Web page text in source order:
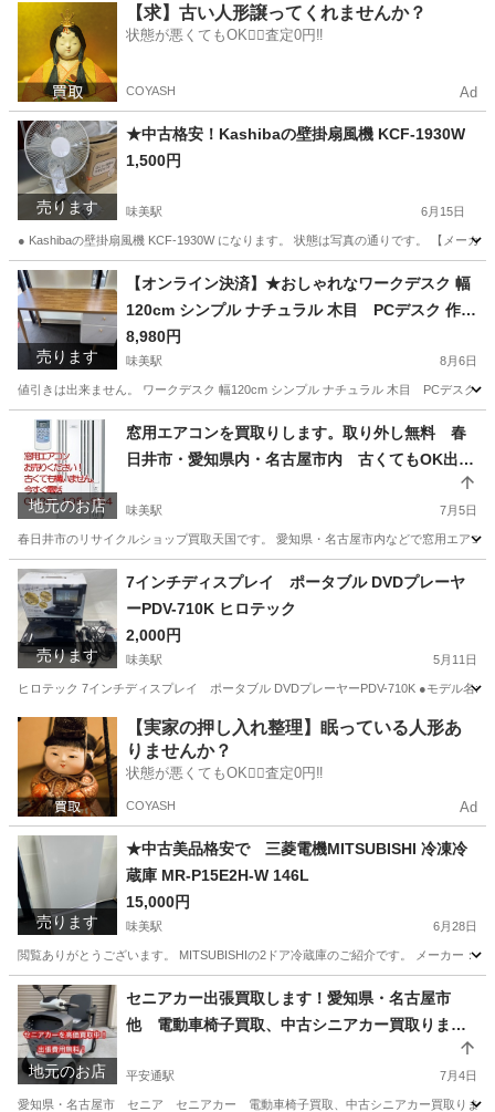
味美駅 その他
【求】古い人形譲ってくれませんか？
状態が悪くてもOK🙆‍♀️査定0円‼️
COYASH Ad
売ります
★中古格安！Kashibaの壁掛扇風機 KCF-1930W
1,500円
味美駅 6月15日
● Kashibaの壁掛扇風機 KCF-1930W になります。 状態は写真の通りです。 【メーカ
愛知 春日井市 味美駅 季節、空調家電
売ります
【オンライン決済】★おしゃれなワークデスク 幅
120cm シンプル ナチュラル 木目 PCデスク 作業
台 勉強机 AR-DT03
8,980円
味美駅 8月6日
値引きは出来ません。 ワークデスク 幅120cm シンプル ナチュラル 木目 PCデスク
愛知 春日井市 味美駅 テーブル
地元のお店
窓用エアコンを買取りします。取り外し無料 春
日井市・愛知県内・名古屋市内 古くてもOK出張
味美駅 7月5日
春日井市のリサイクルショップ買取天国です。 愛知県・名古屋市内などで窓用エア
愛知 春日井市 味美駅 リサイクルショップ 無料
売ります
7インチディスプレイ ポータブル DVDプレーヤ
ーPDV-710K ヒロテック
2,000円
味美駅 5月11日
ヒロテック 7インチディスプレイ ポータブル DVDプレーヤーPDV-710K ●モデル名:
愛知 春日井市 味美駅 映像プレーヤー、レコーダー
ヒロテック
【実家の押し入れ整理】眠っている人形あ
りませんか？
状態が悪くてもOK🙆‍♀️査定0円‼️
COYASH Ad
売ります
★中古美品格安で 三菱電機MITSUBISHI 冷凍冷
蔵庫 MR-P15E2H-W 146L
15,000円
味美駅 6月28日
閲覧ありがとうございます。 MITSUBISHIの2ドア冷蔵庫のご紹介です。 メーカ
愛知 春日井市 味美駅 キッチン家電
地元のお店
セニアカー出張買取します！愛知県・名古屋市
他 電動車椅子買取、中古シニアカー買取りま
平安通駅 7月4日
愛知県・名古屋市 セニア セニアカー 電動車椅子買取、中古シニアカー買取ります